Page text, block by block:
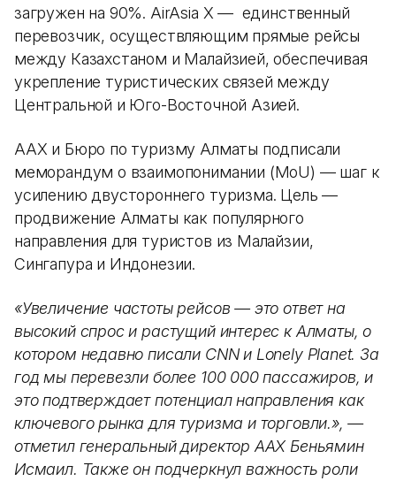
загружен на 90%. AirAsia X — единственный
перевозчик, осуществляющим прямые рейсы
между Казахстаном и Малайзией, обеспечивая
укрепление туристических связей между
Центральной и Юго-Восточной Азией.
AAX и Бюро по туризму Алматы подписали
меморандум о взаимопонимании (MoU) — шаг к
усилению двустороннего туризма. Цель —
продвижение Алматы как популярного
направления для туристов из Малайзии,
Сингапура и Индонезии.
«Увеличение частоты рейсов — это ответ на
высокий спрос и растущий интерес к Алматы, о
котором недавно писали CNN и Lonely Planet. За
год мы перевезли более 100 000 пассажиров, и
это подтверждает потенциал направления как
ключевого рынка для туризма и торговли.», —
отметил генеральный директор AAX Беньямин
Исмаил. Также он подчеркнул важность роли